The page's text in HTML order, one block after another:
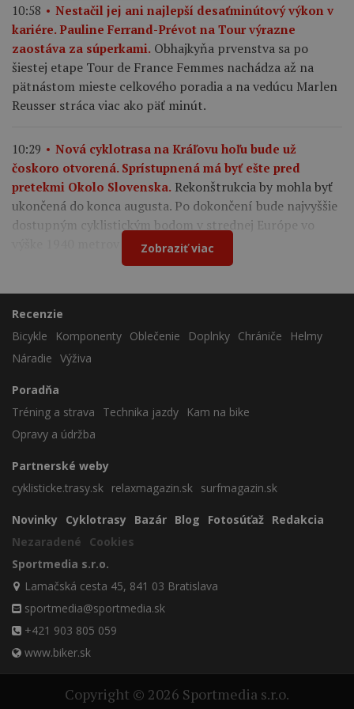
10:58
Nestačil jej ani najlepší desaťminútový výkon v
kariére. Pauline Ferrand-Prévot na Tour výrazne
zaostáva za súperkami. Obhajkyňa prvenstva sa po
šiestej etape Tour de France Femmes nachádza až na
pätnástom mieste celkového poradia a na vedúcu Marlen
Reusser stráca viac ako päť minút.
10:29
Nová cyklotrasa na Kráľovu hoľu bude už
čoskoro otvorená. Sprístupnená má byť ešte pred
pretekmi Okolo Slovenska. Rekonštrukcia by mohla byť
ukončená do konca augusta. Po dokončení bude najvyššie
dostupným cyklistickým bodom v strednej Európe vo
výške 1940 metrov nad morom.
Zobraziť viac
Recenzie
Bicykle
Komponenty Oblečenie Doplnky Chrániče
Helmy
Náradie Výživa
Poradňa
Tréning a strava
Technika jazdy
Kam na bike
Opravy a údržba
Partnerské weby
cyklisticke.trasy.sk relaxmagazin.sk surfmagazin.sk
Novinky Cyklotrasy Bazár Blog Fotosúťaž Redakcia
Nezaradené
Cookies
Sportmedia s.r.o.
Lamačská cesta 45, 841 03 Bratislava
sportmedia@sportmedia.sk
+421 903 805 059
www.biker.sk
Copyright © 2026 Sportmedia s.r.o.